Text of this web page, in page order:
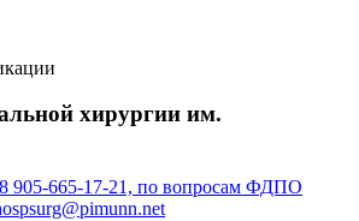
хирургии им.
8 905-665-17-21, по вопросам ФДПО